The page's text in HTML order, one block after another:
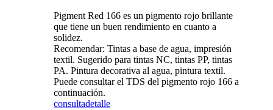
Pigment Red 166 es un pigmento rojo brillante
que tiene un buen rendimiento en cuanto a
solidez.
Recomendar: Tintas a base de agua, impresión
textil. Sugerido para tintas NC, tintas PP, tintas
PA. Pintura decorativa al agua, pintura textil.
Puede consultar el TDS del pigmento rojo 166 a
continuación.
consultadetalle